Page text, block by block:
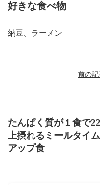
好きな食べ物
納豆、ラーメン
前の記
たんぱく質が１食で
上摂れるミールタイ
アップ食